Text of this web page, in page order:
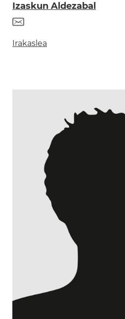
Izaskun Aldezabal
Irakaslea